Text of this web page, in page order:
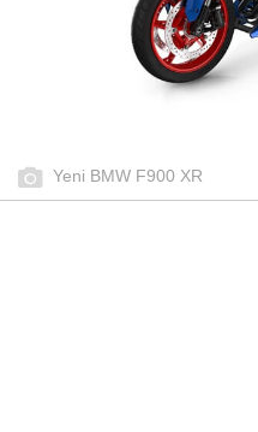
Yeni BMW F900 XR